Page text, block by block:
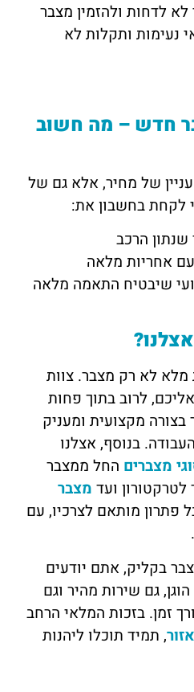
לדחות ולהזמין מצבר
נעימות ותקלות לא
חדש – מה חשוב
של מחיר, אלא גם של
לקחת בחשבון את:
הרכב
אחריות מלאה
שיבטיח התאמה מלאה
לא רק מצבר. צוות
לרוב בתוך פחות
מקצועית ומעניק
בנוסף, אצלנו
מצברים החל ממצבר
ועד מצבר
פתרון מותאם לצרכיו, עם
בקליק, אתם יודעים
גם שירות מהיר וגם
זמן. בזכות המלאי הרחב
, תמיד תוכלו ליהנות